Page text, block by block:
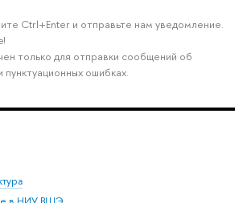
Ctrl+Enter и отправьте нам уведомление.
только для отправки сообщений об
ошибках.